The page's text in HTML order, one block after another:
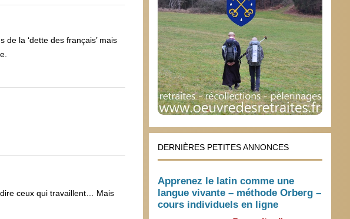
la ‘dette des français’ mais
ceux qui travaillent… Mais
DERNIÈRES PETITES ANNONCES
Apprenez le latin comme une
langue vivante – méthode Orberg –
cours individuels en ligne